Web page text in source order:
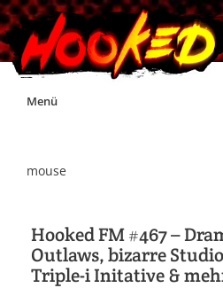
Skip
Menü
Impressum
mouse
Hooked FM #467 –
Outlaws, bizarre
Triple-i Initative &